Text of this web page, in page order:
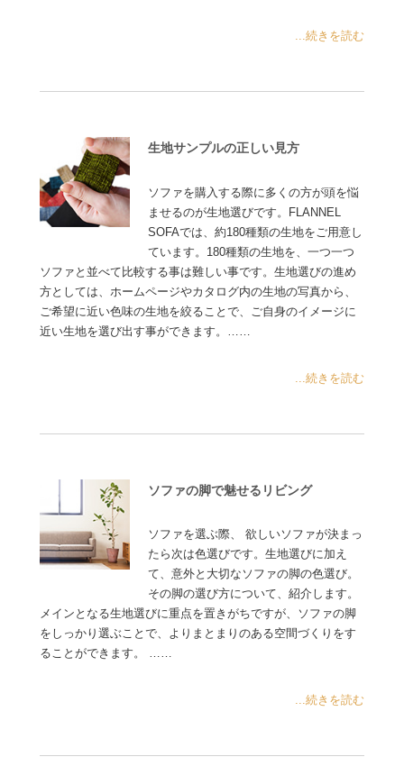
...続きを読む
生地サンプルの正しい見方
ソファを購入する際に多くの方が頭を悩
ませるのが生地選びです。FLANNEL
SOFAでは、約180種類の生地をご用意し
ています。180種類の生地を、一つ一つ
ソファと並べて比較する事は難しい事です。生地選びの進め
方としては、ホームページやカタログ内の生地の写真から、
ご希望に近い色味の生地を絞ることで、ご自身のイメージに
近い生地を選び出す事ができます。……
...続きを読む
ソファの脚で魅せるリビング
ソファを選ぶ際、 欲しいソファが決まっ
たら次は色選びです。生地選びに加え
て、意外と大切なソファの脚の色選び。
その脚の選び方について、紹介します。
メインとなる生地選びに重点を置きがちですが、ソファの脚
をしっかり選ぶことで、よりまとまりのある空間づくりをす
ることができます。 ……
...続きを読む